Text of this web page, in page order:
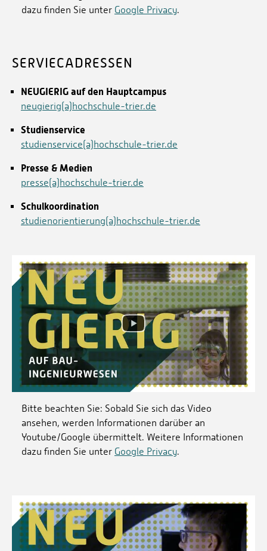
dazu finden Sie unter Google Privacy.
SERVIECADRESSEN
NEUGIERIG auf den Hauptcampus
neugierig(a)hochschule-trier.de
Studienservice
studienservice(a)hochschule-trier.de
Presse & Medien
presse(a)hochschule-trier.de
Schulkoordination
studienorientierung(a)hochschule-trier.de
Bitte beachten Sie: Sobald Sie sich das Video
ansehen, werden Informationen darüber an
Youtube/Google übermittelt. Weitere Informationen
dazu finden Sie unter Google Privacy.